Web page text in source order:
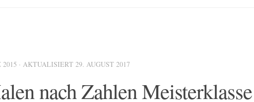
2015 · AKTUALISIERT 29. AUGUST 2017
nach Zahlen Meisterklasse